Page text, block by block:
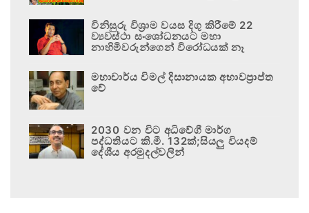
විනිසුරු විශ්‍රාම වයස දිගු කිරීමේ 22
ව්‍යවස්ථා සංශෝධනයට මහා
නාහිමිවරුන්ගෙන් විරෝධයක් නෑ
මහාචාර්ය විමල් දිසානායක අභාවප්‍රාප්ත
වේ
2030 වන විට අධිවේගී මාර්ග
පද්ධතියට කි.මී. 132ක්;සියලු වියදම්
දේශීය අරමුදල්වලින්